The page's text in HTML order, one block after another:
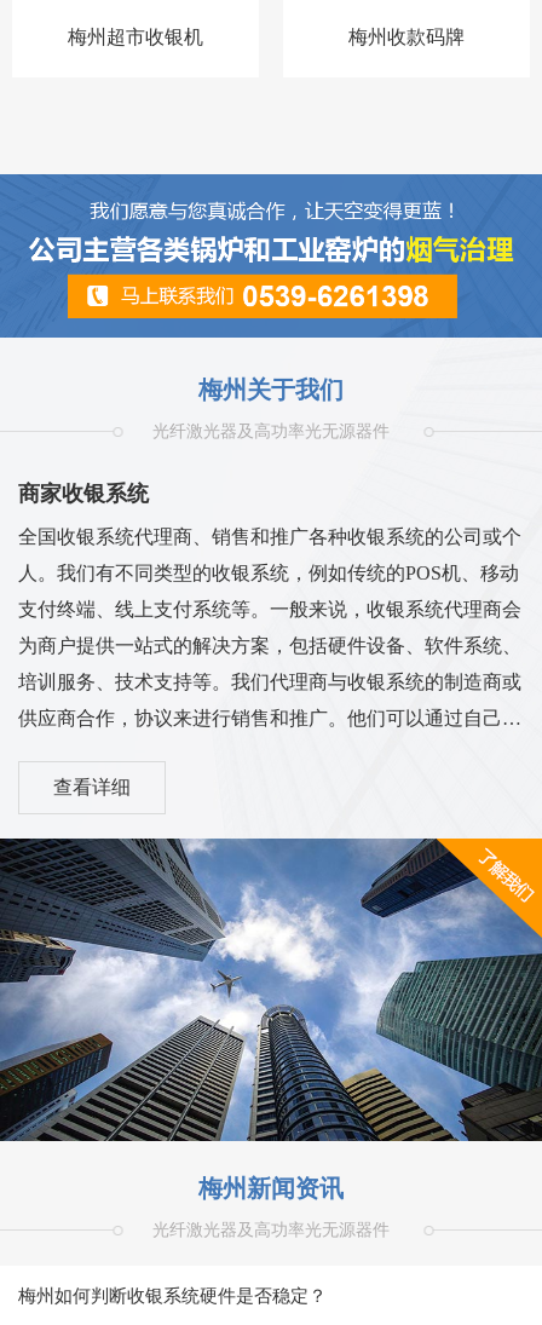
梅州超市收银机 梅州收款码牌
梅州关于我们
光纤激光器及高功率光无源器件
商家收银系统
全国收银系统代理商、销售和推广各种收银系统的公司或个
人。我们有不同类型的收银系统，例如传统的POS机、移动
支付终端、线上支付系统等。一般来说，收银系统代理商会
为商户提供一站式的解决方案，包括硬件设备、软件系统、
培训服务、技术支持等。我们代理商与收银系统的制造商或
供应商合作，协议来进行销售和推广。他们可以通过自己的
实现销售和服务的业务目标。我们的工作范围和服务内容可
他们需要与客户进行沟通，了解客户的需求，并为他们提供
适合的收银系统解决方案。同时，代理商也需与收银系统供
应商保持密切的合作关系，...
查看详细
梅州新闻资讯
光纤激光器及高功率光无源器件
梅州如何判断收银系统硬件是否稳定？